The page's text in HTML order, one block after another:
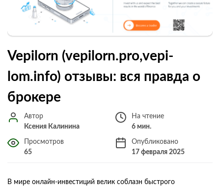
Vepilorn (vepilorn.pro,vepi-
lom.info) отзывы: вся правда о
брокере
Автор
Ксения Калинина
На чтение
6 мин.
Просмотров
65
Опубликовано
17 февраля 2025
В мире онлайн-инвестиций велик соблазн быстрого